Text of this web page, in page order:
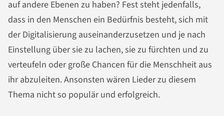
auf andere Ebenen zu haben? Fest steht jedenfalls,
dass in den Menschen ein Bedürfnis besteht, sich mit
der Digitalisierung auseinanderzusetzen und je nach
Einstellung über sie zu lachen, sie zu fürchten und zu
verteufeln oder große Chancen für die Menschheit aus
ihr abzuleiten. Ansonsten wären Lieder zu diesem
Thema nicht so populär und erfolgreich.